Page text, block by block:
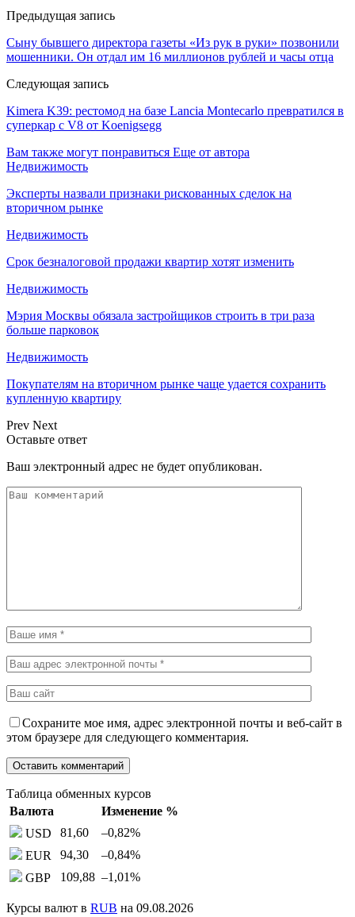
Предыдущая запись
Сыну бывшего директора газеты «Из рук в руки» позвонили
мошенники. Он отдал им 16 миллионов рублей и часы отца
Следующая запись
Kimera K39: рестомод на базе Lancia Montecarlo превратился в
суперкар с V8 от Koenigsegg
Вам также могут понравиться Еще от автора
Недвижимость
Эксперты назвали признаки рискованных сделок на
вторичном рынке
Недвижимость
Срок безналоговой продажи квартир хотят изменить
Недвижимость
Мэрия Москвы обязала застройщиков строить в три раза
больше парковок
Недвижимость
Покупателям на вторичном рынке чаще удается сохранить
купленную квартиру
Prev Next
Оставьте ответ
Ваш электронный адрес не будет опубликован.
Сохраните мое имя, адрес электронной почты и веб-сайт в
этом браузере для следующего комментария.
Таблица обменных курсов
Валюта
Изменение %
USD
81,60 –0,82%
EUR
94,30 –0,84%
GBP
109,88 –1,01%
Курсы валют в RUB на 09.08.2026